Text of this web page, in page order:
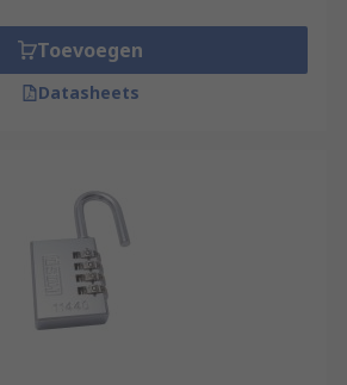
Toevoegen
Datasheets